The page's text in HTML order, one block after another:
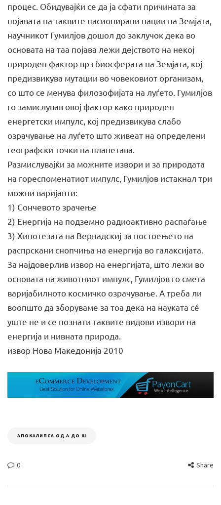
процес. Обидувајќи се да ја сфати причината за
појавата на таквите пасионирани нации на Земјата,
научникот Гумилјов дошол до заклучок дека во
основата на таа појава лежи дејството на некој
природен фактор врз биосферата на Земјата, кој
предизвикува мутации во човековиот организам,
со што се менува филозофијата на луѓето. Гумилјов
го замислував овој фактор како природен
енергетски импулс, кој предизвикува слабо
озрачување на луѓето што живеат на определени
географски точки на планетава.
Размислувајќи за можните извори и за природата
на гореспоменатиот импулс, Гумилјов истакнал три
можни варијанти:
1) Сончевото зрачење
2) Енергија на подземно радиоактивно распаѓање
3) Хипотезата на Вернадскиј за постоењето на
распрскани снопчиња на енергија во галаксијата.
За најдоверлив извор на енергијата, што лежи во
основата на животниот импулс, Гумилјов го смета
варијабилното космичко озрачување. А треба ли
воопшто да зборуваме за тоа дека на науката сé
уште не и се познати таквите видови извори на
енергија и нивната природа.
извор Нова Македонија 2010
АПОКАЛИПСА ОД А ДО Ш
0 Share